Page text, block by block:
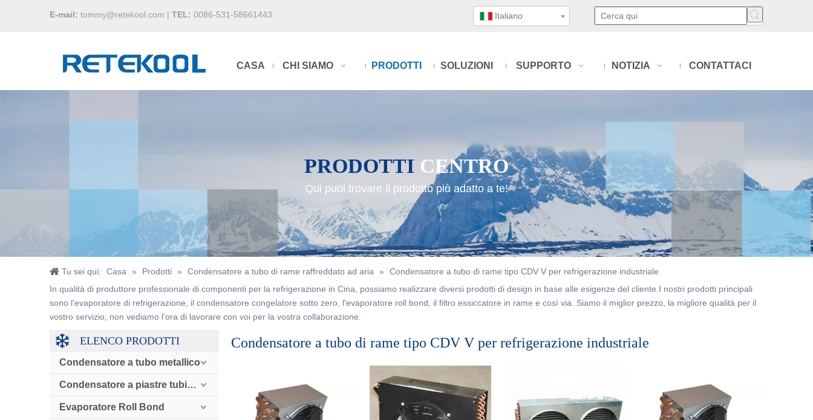
E-mail: tommy@retekool.com | TEL: 0086-531-58661443 Italiano
CASA CHI SIAMO PRODOTTI SOLUZIONI SUPPORTO NOTIZIA CONTATTACI
PRODOTTI CENTRO
Qui puoi trovare il prodotto più adatto a te!
Tu sei qui: Casa » Prodotti » Condensatore a tubo di rame raffreddato ad aria »
Condensatore a tubo di rame tipo CDV V per refrigerazione industriale
In qualità di produttore professionale di componenti per la refrigerazione in Cina, possiamo realizzare diversi prodotti di design in base alle esigenze del cliente.I nostri prodotti principali
sono l'evaporatore di refrigerazione, il condensatore congelatore sotto zero, l'evaporatore roll bond, il filtro essiccatore in rame e così via. Siamo il miglior prezzo, la migliore qualità per il
vostro servizio, non vediamo l'ora di lavorare con voi per la vostra collaborazione.
ELENCO PRODOTTI
Condensatore a tubo metallico
Condensatore a piastre tubiere
Evaporatore Roll Bond
Condensatore a tubo di rame tipo CDV V per refrigerazione industriale